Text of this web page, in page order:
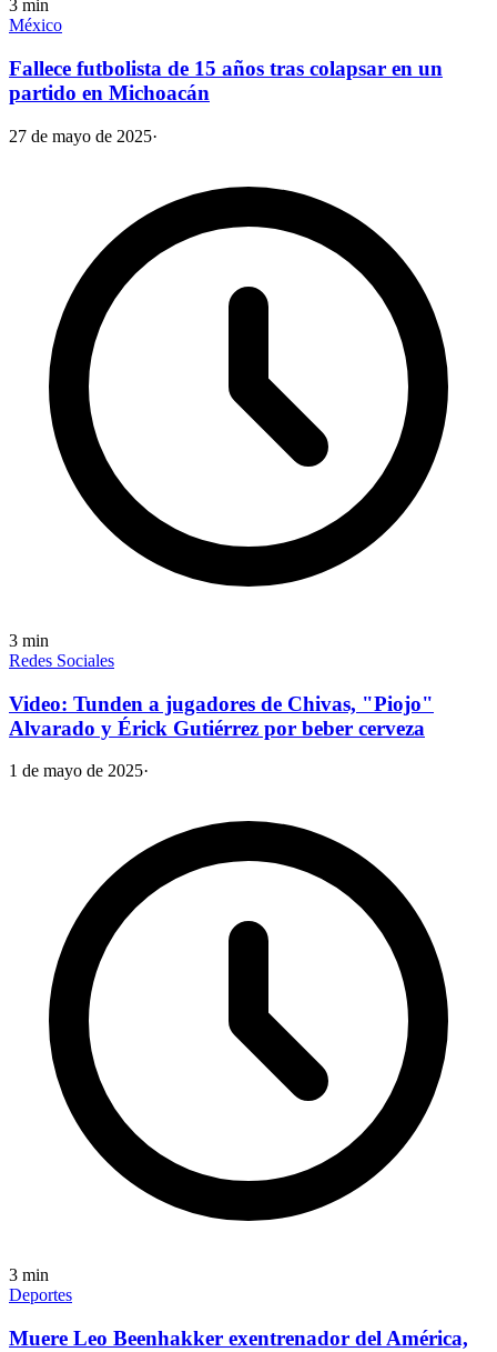
3 min
México
Fallece futbolista de 15 años tras colapsar en un
partido en Michoacán
27 de mayo de 2025·
3 min
Redes Sociales
Video: Tunden a jugadores de Chivas, "Piojo"
Alvarado y Érick Gutiérrez por beber cerveza
1 de mayo de 2025·
3 min
Deportes
Muere Leo Beenhakker exentrenador del América,